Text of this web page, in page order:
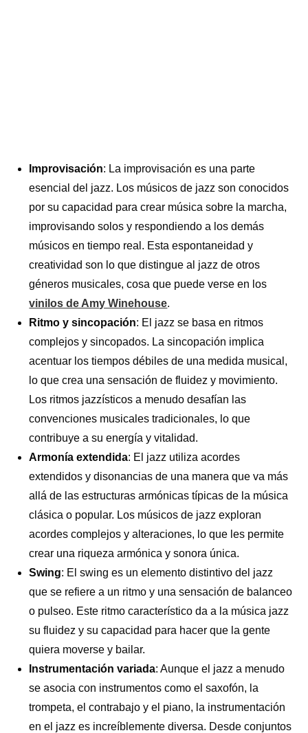
Improvisación: La improvisación es una parte
esencial del jazz. Los músicos de jazz son conocidos
por su capacidad para crear música sobre la marcha,
improvisando solos y respondiendo a los demás
músicos en tiempo real. Esta espontaneidad y
creatividad son lo que distingue al jazz de otros
géneros musicales, cosa que puede verse en los
vinilos de Amy Winehouse.
Ritmo y sincopación: El jazz se basa en ritmos
complejos y sincopados. La sincopación implica
acentuar los tiempos débiles de una medida musical,
lo que crea una sensación de fluidez y movimiento.
Los ritmos jazzísticos a menudo desafían las
convenciones musicales tradicionales, lo que
contribuye a su energía y vitalidad.
Armonía extendida: El jazz utiliza acordes
extendidos y disonancias de una manera que va más
allá de las estructuras armónicas típicas de la música
clásica o popular. Los músicos de jazz exploran
acordes complejos y alteraciones, lo que les permite
crear una riqueza armónica y sonora única.
Swing: El swing es un elemento distintivo del jazz
que se refiere a un ritmo y una sensación de balanceo
o pulseo. Este ritmo característico da a la música jazz
su fluidez y su capacidad para hacer que la gente
quiera moverse y bailar.
Instrumentación variada: Aunque el jazz a menudo
se asocia con instrumentos como el saxofón, la
trompeta, el contrabajo y el piano, la instrumentación
en el jazz es increíblemente diversa. Desde conjuntos